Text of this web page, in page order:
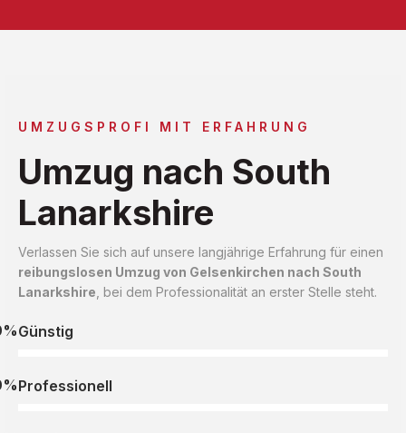
UMZUGSPROFI MIT ERFAHRUNG
Umzug nach South
Lanarkshire
Verlassen Sie sich auf unsere langjährige Erfahrung für einen
reibungslosen Umzug von Gelsenkirchen nach South
Lanarkshire , bei dem Professionalität an erster Stelle steht.
Günstig
Professionell